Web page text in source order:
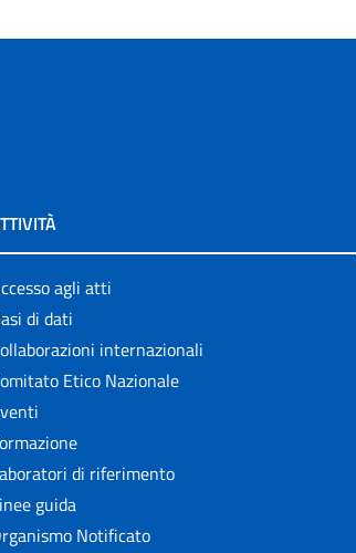
agli atti
di dati
internazionali
Etico Nazionale
di riferimento
guida
Notificato